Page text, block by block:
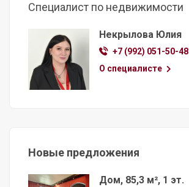
Специалист по недвижимости
Некрылова Юлия
+7 (992) 051-50-48
О специалисте
Новые предложения
Дом, 85,3 м², 1 эт.